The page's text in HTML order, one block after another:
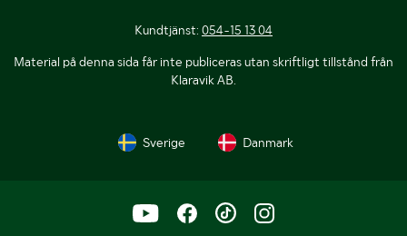
Kundtjänst: 054-15 13 04
Material på denna sida får inte publiceras utan skriftligt tillstånd från
Klaravik AB.
Sverige Danmark